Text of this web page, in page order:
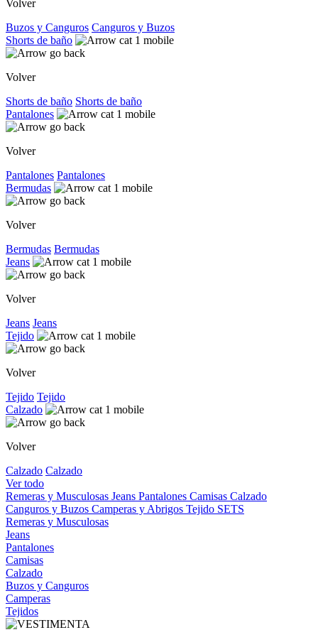
Volver
Buzos y Canguros Canguros y Buzos
Shorts de baño
Volver
Shorts de baño Shorts de baño
Pantalones
Volver
Pantalones Pantalones
Bermudas
Volver
Bermudas Bermudas
Jeans
Volver
Jeans Jeans
Tejido
Volver
Tejido Tejido
Calzado
Volver
Calzado Calzado
Ver todo
Remeras y Musculosas Jeans Pantalones Camisas Calzado
Canguros y Buzos Camperas y Abrigos Tejido SETS
Remeras y Musculosas
Jeans
Pantalones
Camisas
Calzado
Buzos y Canguros
Camperas
Tejidos